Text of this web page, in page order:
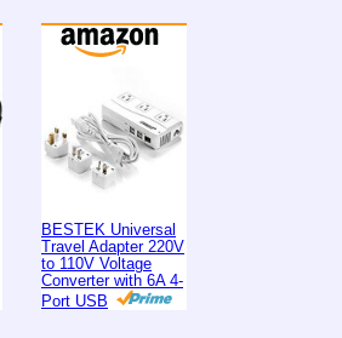
BESTEK Universal
Travel Adapter 220V
to 110V Voltage
Converter with 6A 4-
Port USB